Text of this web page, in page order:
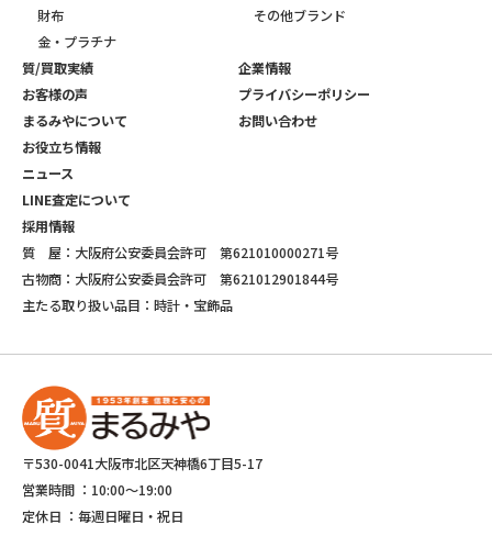
財布
金・プラチナ
その他ブランド
質/買取実績
お客様の声
まるみやについて
お役立ち情報
ニュース
LINE査定について
採用情報
企業情報
プライバシーポリシー
お問い合わせ
質 屋：大阪府公安委員会許可 第621010000271号
古物商：大阪府公安委員会許可 第621012901844号
主たる取り扱い品目：時計・宝飾品
〒530-0041大阪市北区天神橋6丁目5-17
営業時間 ： 10:00～19:00
定休日 ： 毎週日曜日・祝日